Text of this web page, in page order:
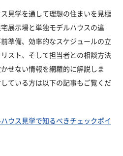
見学を通して理想の住まいを見極
展示場と単独モデルハウスの違
準備、効率的なスケジュールの立
スト、そして担当者との相談方法
せない情報を網羅的に解説しま
ている方は以下の記事もご覧くだ
ウス見学で知るべきチェックポイ